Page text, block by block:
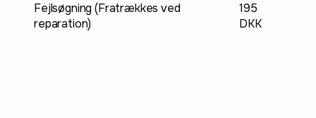
Fejlsøgning (Fratrækkes ved
reparation)
195
DKK